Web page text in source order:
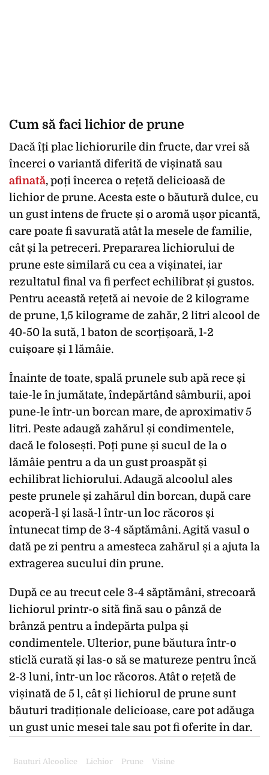
Cum să faci lichior de prune
Dacă îți plac lichiorurile din fructe, dar vrei să
încerci o variantă diferită de vișinată sau
afinată, poți încerca o rețetă delicioasă de
lichior de prune. Acesta este o băutură dulce, cu
un gust intens de fructe și o aromă ușor picantă,
care poate fi savurată atât la mesele de familie,
cât și la petreceri. Prepararea lichiorului de
prune este similară cu cea a vișinatei, iar
rezultatul final va fi perfect echilibrat și gustos.
Pentru această rețetă ai nevoie de 2 kilograme
de prune, 1,5 kilograme de zahăr, 2 litri alcool de
40-50 la sută, 1 baton de scorțișoară, 1-2
cuișoare și 1 lămâie.
Înainte de toate, spală prunele sub apă rece și
taie-le în jumătate, îndepărtând sâmburii, apoi
pune-le într-un borcan mare, de aproximativ 5
litri. Peste adaugă zahărul și condimentele,
dacă le folosești. Poți pune și sucul de la o
lămâie pentru a da un gust proaspăt și
echilibrat lichiorului. Adaugă alcoolul ales
peste prunele și zahărul din borcan, după care
acoperă-l și lasă-l într-un loc răcoros și
întunecat timp de 3-4 săptămâni. Agită vasul o
dată pe zi pentru a amesteca zahărul și a ajuta la
extragerea sucului din prune.
După ce au trecut cele 3-4 săptămâni, strecoară
lichiorul printr-o sită fină sau o pânză de
brânză pentru a îndepărta pulpa și
condimentele. Ulterior, pune băutura într-o
sticlă curată și las-o să se matureze pentru încă
2-3 luni, într-un loc răcoros. Atât o rețetă de
vișinată de 5 l, cât și lichiorul de prune sunt
băuturi tradiționale delicioase, care pot adăuga
un gust unic mesei tale sau pot fi oferite în dar.
Bauturi Alcoolice Lichior Prune Visine